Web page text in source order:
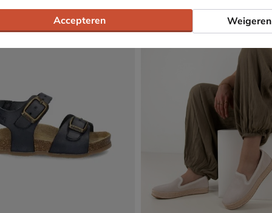
Accepteren Weigeren